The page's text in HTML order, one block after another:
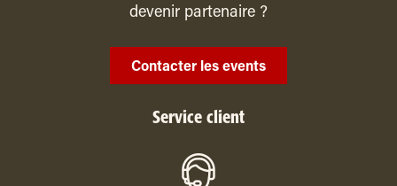
devenir partenaire ?
Contacter les events
Service client